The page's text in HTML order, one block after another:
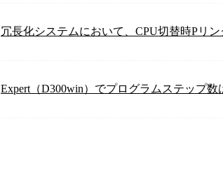
冗長化システムにおいて、CPU切替時Pリ
Expert（D300win）でプログラムステップ